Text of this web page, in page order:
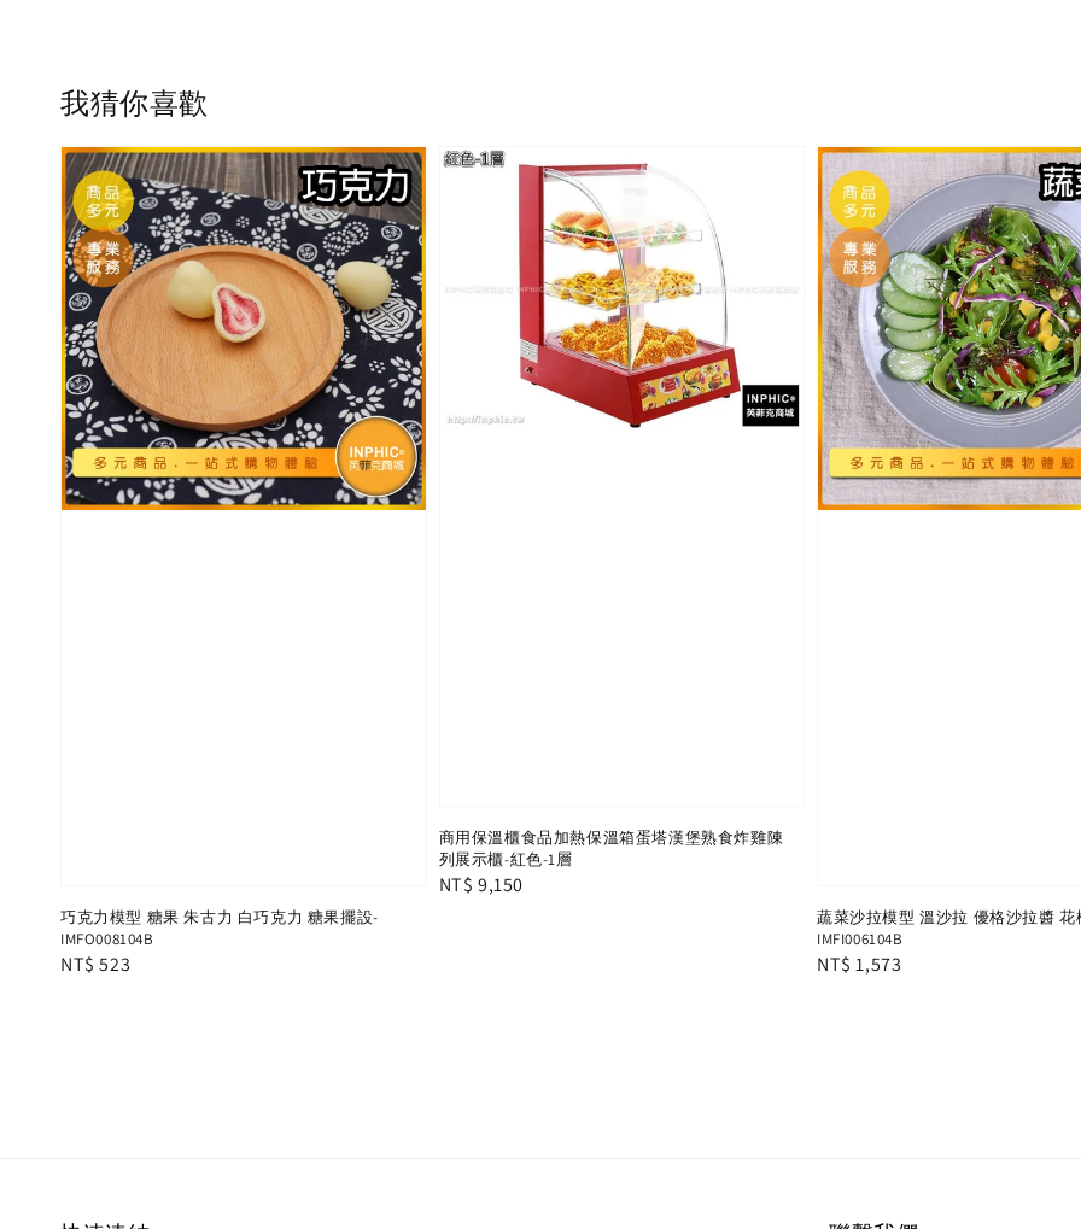
我猜你喜歡
巧克力模型 糖果 朱古力 白巧克力 糖果擺設-
IMFO008104B
Regular
NT$ 523
商用保溫櫃食品加熱保溫箱蛋塔漢堡熟食炸雞陳
列展示櫃-紅色-1層
Regular
NT$ 9,150
蔬菜沙拉模型 溫沙拉 優格沙拉醬 花
IMFI006104B
Regular
NT$ 1,573